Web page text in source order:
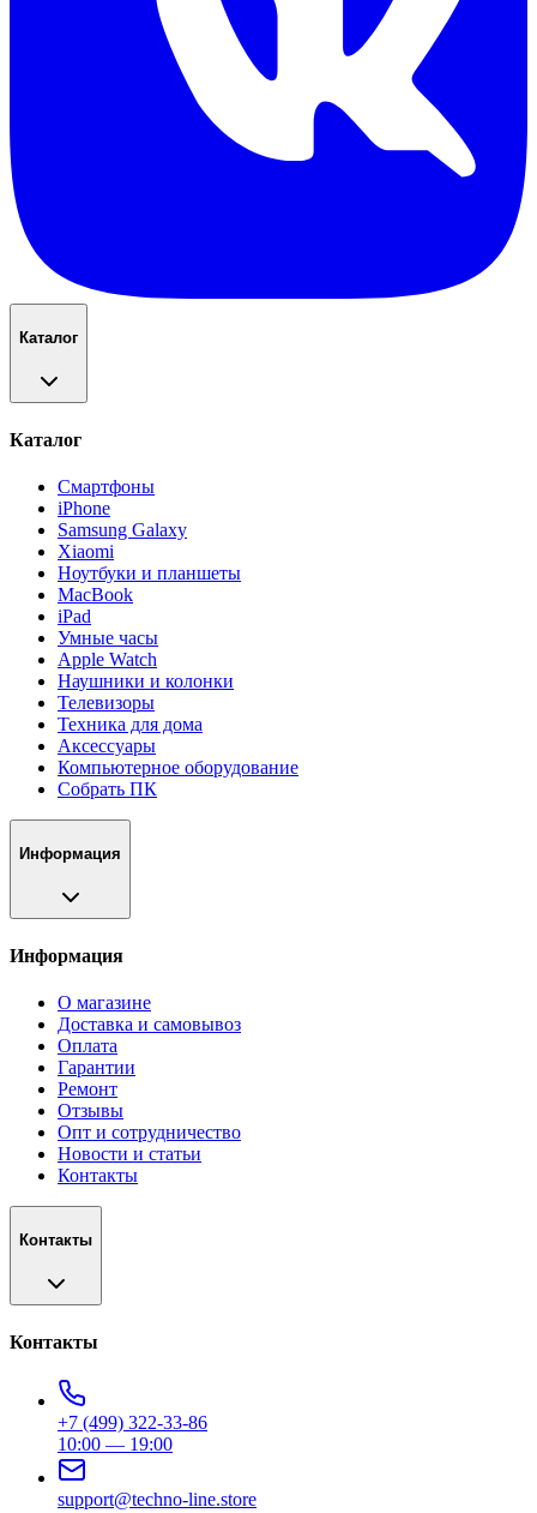
Каталог
Каталог
Смартфоны
iPhone
Samsung Galaxy
Xiaomi
Ноутбуки и планшеты
MacBook
iPad
Умные часы
Apple Watch
Наушники и колонки
Телевизоры
Техника для дома
Аксессуары
Компьютерное оборудование
Собрать ПК
Информация
Информация
О магазине
Доставка и самовывоз
Оплата
Гарантии
Ремонт
Отзывы
Опт и сотрудничество
Новости и статьи
Контакты
Контакты
Контакты
+7 (499) 322-33-86
10:00 — 19:00
support@techno-line.store